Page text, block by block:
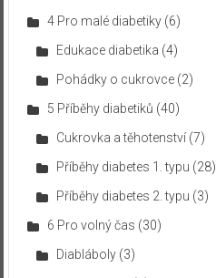
4 Pro malé diabetiky(6)
Edukace diabetika (4)
Pohádky o cukrovce(2)
5 Příběhy diabetiků (40)
Cukrovka a těhotenství(7)
Příběhy diabetes 1. typu (28)
Příběhy diabetes 2. typu (3)
6 Pro volný čas (30)
Diabláboly(3)